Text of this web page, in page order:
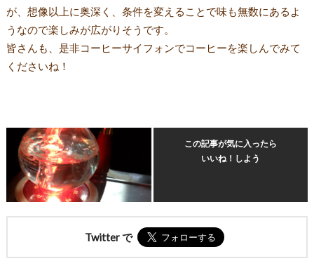
が、想像以上に奥深く、条件を変えることで味も無数にあるよ
うなので楽しみが広がりそうです。
皆さんも、是非コーヒーサイフォンでコーヒーを楽しんでみて
くださいね！
この記事が気に入ったら
いいね！しよう
Twitter で